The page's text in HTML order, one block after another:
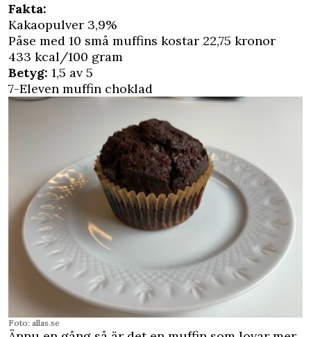
Fakta:
Kakaopulver 3,9%
Påse med 10 små muffins kostar 22,75 kronor
433 kcal/100 gram
Betyg: 1,5 av 5
7-Eleven muffin choklad
Foto: allas.se